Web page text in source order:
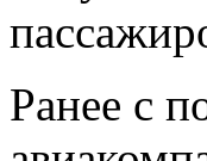
Ранее с